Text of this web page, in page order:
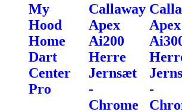
My
Hood
Home
Dart
Center
Pro
Callaway
Apex
Ai200
Herre
Jernsæt
-
Chrome
Apex
-